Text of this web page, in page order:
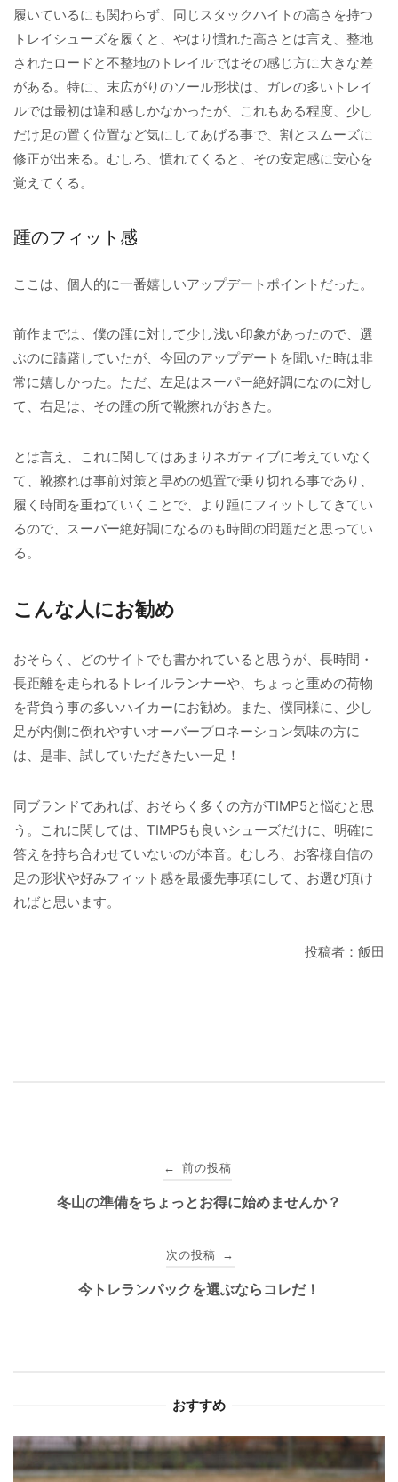
履いているにも関わらず、同じスタックハイトの高さを持つ
トレイシューズを履くと、やはり慣れた高さとは言え、整地
されたロードと不整地のトレイルではその感じ方に大きな差
がある。特に、末広がりのソール形状は、ガレの多いトレイ
ルでは最初は違和感しかなかったが、これもある程度、少し
だけ足の置く位置など気にしてあげる事で、割とスムーズに
修正が出来る。むしろ、慣れてくると、その安定感に安心を
覚えてくる。
踵のフィット感
ここは、個人的に一番嬉しいアップデートポイントだった。
前作までは、僕の踵に対して少し浅い印象があったので、選
ぶのに躊躇していたが、今回のアップデートを聞いた時は非
常に嬉しかった。ただ、左足はスーパー絶好調になのに対し
て、右足は、その踵の所で靴擦れがおきた。
とは言え、これに関してはあまりネガティブに考えていなく
て、靴擦れは事前対策と早めの処置で乗り切れる事であり、
履く時間を重ねていくことで、より踵にフィットしてきてい
るので、スーパー絶好調になるのも時間の問題だと思ってい
る。
こんな人にお勧め
おそらく、どのサイトでも書かれていると思うが、長時間・
長距離を走られるトレイルランナーや、ちょっと重めの荷物
を背負う事の多いハイカーにお勧め。また、僕同様に、少し
足が内側に倒れやすいオーバープロネーション気味の方に
は、是非、試していただきたい一足！
同ブランドであれば、おそらく多くの方がTIMP5と悩むと思
う。これに関しては、TIMP5も良いシューズだけに、明確に
答えを持ち合わせていないのが本音。むしろ、お客様自信の
足の形状や好みフィット感を最優先事項にして、お選び頂け
ればと思います。
投稿者：飯田
ン
← 前の投稿
冬山の準備をちょっとお得に始めませんか？
次の投稿 →
今トレランパックを選ぶならコレだ！
おすすめ